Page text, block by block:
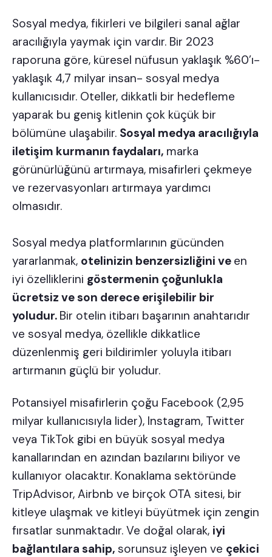
Sosyal medya, fikirleri ve bilgileri sanal ağlar
aracılığıyla yaymak için vardır. Bir 2023
raporuna göre, küresel nüfusun yaklaşık %60’ı-
yaklaşık 4,7 milyar insan- sosyal medya
kullanıcısıdır. Oteller, dikkatli bir hedefleme
yaparak bu geniş kitlenin çok küçük bir
bölümüne ulaşabilir. Sosyal medya aracılığıyla
iletişim kurmanın faydaları, marka
görünürlüğünü artırmaya, misafirleri çekmeye
ve rezervasyonları artırmaya yardımcı
olmasıdır.
Sosyal medya platformlarının gücünden
yararlanmak, otelinizin benzersizliğini ve en
iyi özelliklerini göstermenin çoğunlukla
ücretsiz ve son derece erişilebilir bir
yoludur. Bir otelin itibarı başarının anahtarıdır
ve sosyal medya, özellikle dikkatlice
düzenlenmiş geri bildirimler yoluyla itibarı
artırmanın güçlü bir yoludur.
Potansiyel misafirlerin çoğu Facebook (2,95
milyar kullanıcısıyla lider), Instagram, Twitter
veya TikTok gibi en büyük sosyal medya
kanallarından en azından bazılarını biliyor ve
kullanıyor olacaktır. Konaklama sektöründe
TripAdvisor, Airbnb ve birçok OTA sitesi, bir
kitleye ulaşmak ve kitleyi büyütmek için zengin
fırsatlar sunmaktadır. Ve doğal olarak, iyi
bağlantılara sahip, sorunsuz işleyen ve çekici